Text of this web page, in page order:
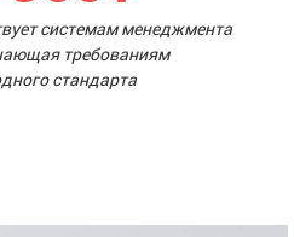
системам менеджмента
требованиям
стандарта